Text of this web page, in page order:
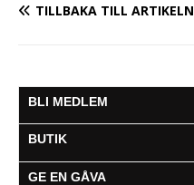
TILLBAKA TILL ARTIKELN
BLI MEDLEM
BUTIK
GE EN GÅVA